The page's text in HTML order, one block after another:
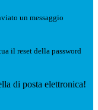
un messaggio
il reset della password
di posta elettronica!